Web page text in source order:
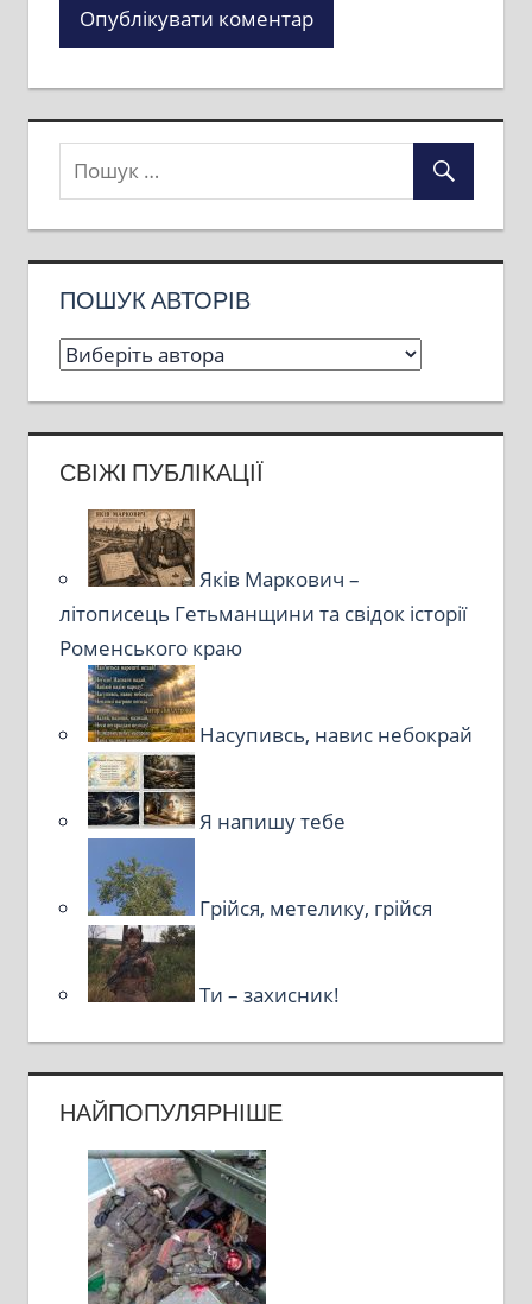
ПОШУК АВТОРІВ
СВІЖІ ПУБЛІКАЦІЇ
Яків Маркович –
літописець Гетьманщини та свідок історії
Роменського краю
Насупивсь, навис небокрай
Я напишу тебе
Грійся, метелику, грійся
Ти – захисник!
НАЙПОПУЛЯРНІШЕ